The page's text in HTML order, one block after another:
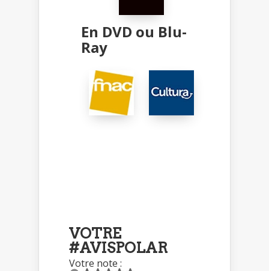
En DVD ou Blu-
Ray
VOTRE
#AVISPOLAR
Votre note :